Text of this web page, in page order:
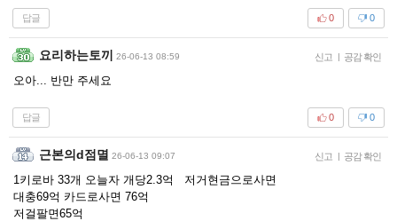
답글 0
0
요리하는토끼 26-06-13 08:59 신고 | 공감 확인
오아... 반만 주세요
답글 0
0
근본의d점멸 26-06-13 09:07 신고 | 공감 확인
1키로바 33개 오늘자 개당2.3억 저거현금으로사면
대충69억 카드로사면 76억
저걸팔면65억